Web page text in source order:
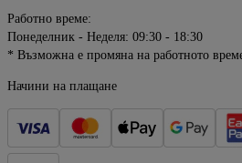
Работно време:
Понеделник - Неделя: 09:30 - 18:30
* Възможна е промяна на работното
Начини на плащане